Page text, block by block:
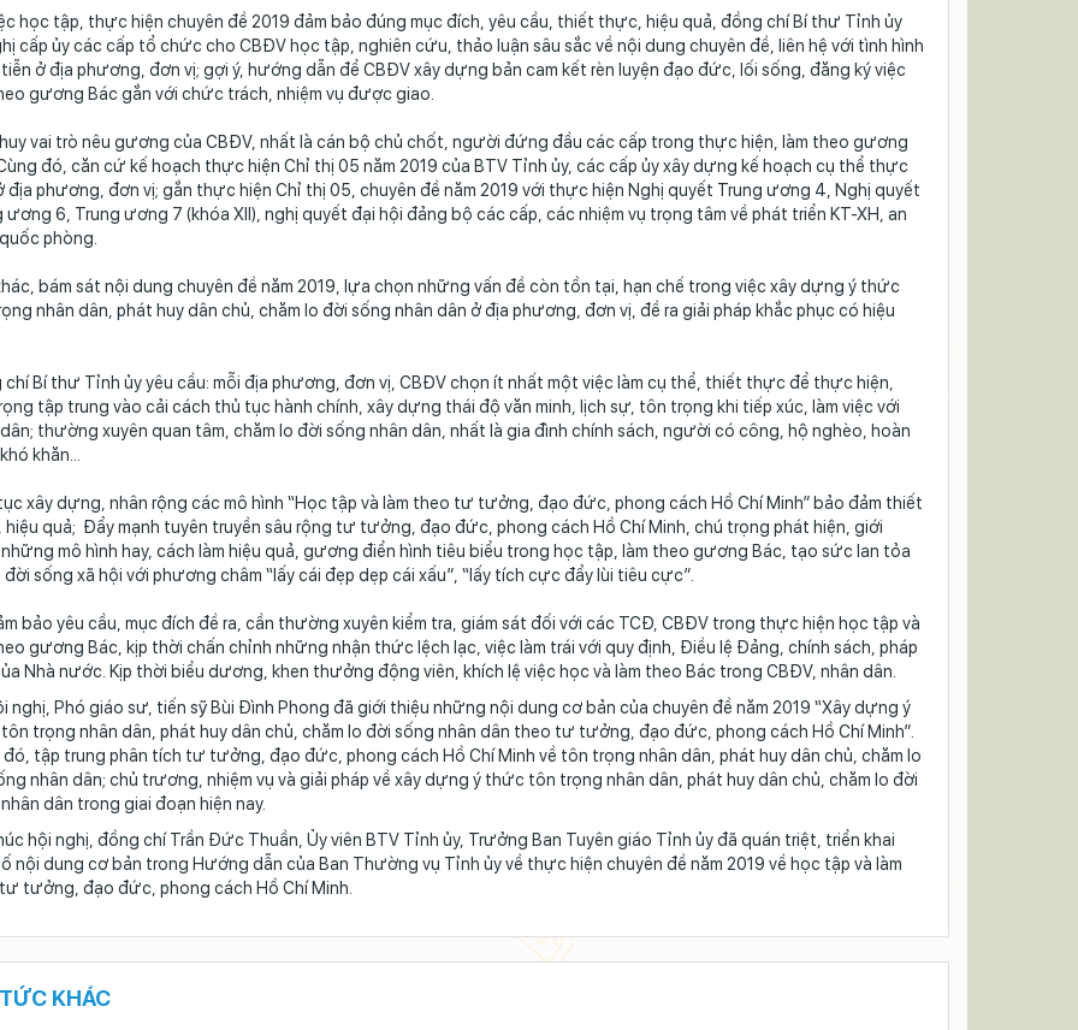
KẾT NĂM HỌC 2016-
2017
VĂN NGHỆ 20/11 - MÚA BÁNH
TRÔI NƯỚC ĐẶC SẮC - THCS
học tập, thực hiện chuyên đề 2019 đảm bảo đúng mục đích, yêu cầu, thiết thực, hiệu quả, đồng chí Bí thư Tỉnh ủy
cấp ủy các cấp tổ chức cho CBĐV học tập, nghiên cứu, thảo luận sâu sắc về nội dung chuyên đề, liên hệ với tình hình
ở địa phương, đơn vị; gợi ý, hướng dẫn để CBĐV xây dựng bản cam kết rèn luyện đạo đức, lối sống, đăng ký việc
gương Bác gắn với chức trách, nhiệm vụ được giao.
vai trò nêu gương của CBĐV, nhất là cán bộ chủ chốt, người đứng đầu các cấp trong thực hiện, làm theo gương
đó, căn cứ kế hoạch thực hiện Chỉ thị 05 năm 2019 của BTV Tỉnh ủy, các cấp ủy xây dựng kế hoạch cụ thể thực
địa phương, đơn vị; gắn thực hiện Chỉ thị 05, chuyên đề năm 2019 với thực hiện Nghị quyết Trung ương 4, Nghị quyết
ương 6, Trung ương 7 (khóa XII), nghị quyết đại hội đảng bộ các cấp, các nhiệm vụ trọng tâm về phát triển KT-XH, an
phòng.
bám sát nội dung chuyên đề năm 2019, lựa chọn những vấn đề còn tồn tại, hạn chế trong việc xây dựng ý thức
nhân dân, phát huy dân chủ, chăm lo đời sống nhân dân ở địa phương, đơn vị, đề ra giải pháp khắc phục có hiệu
Bí thư Tỉnh ủy yêu cầu: mỗi địa phương, đơn vị, CBĐV chọn ít nhất một việc làm cụ thể, thiết thực để thực hiện,
tập trung vào cải cách thủ tục hành chính, xây dựng thái độ văn minh, lịch sự, tôn trọng khi tiếp xúc, làm việc với
thường xuyên quan tâm, chăm lo đời sống nhân dân, nhất là gia đình chính sách, người có công, hộ nghèo, hoàn
khăn...
xây dựng, nhân rộng các mô hình “Học tập và làm theo tư tưởng, đạo đức, phong cách Hồ Chí Minh” bảo đảm thiết
quả; Đẩy mạnh tuyên truyền sâu rộng tư tưởng, đạo đức, phong cách Hồ Chí Minh, chú trọng phát hiện, giới
mô hình hay, cách làm hiệu quả, gương điển hình tiêu biểu trong học tập, làm theo gương Bác, tạo sức lan tỏa
sống xã hội với phương châm “lấy cái đẹp dẹp cái xấu”, “lấy tích cực đẩy lùi tiêu cực”.
bảo yêu cầu, mục đích đề ra, cần thường xuyên kiểm tra, giám sát đối với các TCĐ, CBĐV trong thực hiện học tập và
gương Bác, kịp thời chấn chỉnh những nhận thức lệch lạc, việc làm trái với quy định, Điều lệ Đảng, chính sách, pháp
Nhà nước. Kịp thời biểu dương, khen thưởng động viên, khích lệ việc học và làm theo Bác trong CBĐV, nhân dân.
nghị, Phó giáo sư, tiến sỹ Bùi Đình Phong đã giới thiệu những nội dung cơ bản của chuyên đề năm 2019 “Xây dựng ý
trọng nhân dân, phát huy dân chủ, chăm lo đời sống nhân dân theo tư tưởng, đạo đức, phong cách Hồ Chí Minh”.
đó, tập trung phân tích tư tưởng, đạo đức, phong cách Hồ Chí Minh về tôn trọng nhân dân, phát huy dân chủ, chăm lo
nhân dân; chủ trương, nhiệm vụ và giải pháp về xây dựng ý thức tôn trọng nhân dân, phát huy dân chủ, chăm lo đời
dân trong giai đoạn hiện nay.
hội nghị, đồng chí Trần Đức Thuần, Ủy viên BTV Tỉnh ủy, Trưởng Ban Tuyên giáo Tỉnh ủy đã quán triệt, triển khai
nội dung cơ bản trong Hướng dẫn của Ban Thường vụ Tỉnh ủy về thực hiện chuyên đề năm 2019 về học tập và làm
tưởng, đạo đức, phong cách Hồ Chí Minh.
KHÁC